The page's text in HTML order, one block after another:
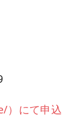
にて申込